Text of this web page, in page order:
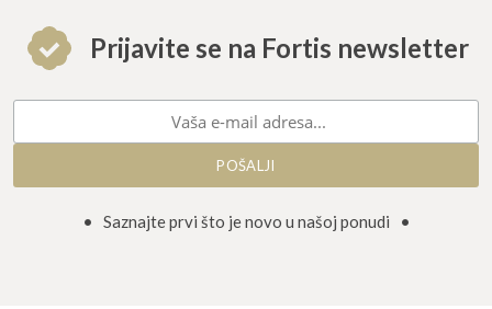
Prijavite se na Fortis newsletter
• Saznajte prvi što je novo u našoj ponudi •